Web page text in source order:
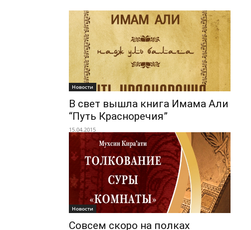
Новости
В свет вышла книга Имама Али
“Путь Красноречия”
15.04.2015
Новости
Совсем скоро на полках